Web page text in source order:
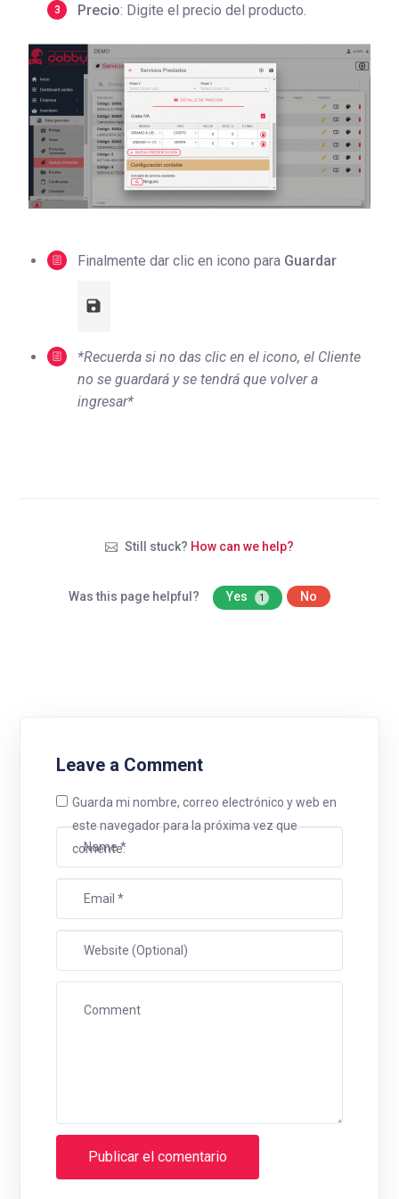
Precio: Digite el precio del producto.
Finalmente dar clic en icono para Guardar
*Recuerda si no das clic en el icono, el Cliente
no se guardará y se tendrá que volver a
ingresar*
Still stuck? How can we help?
Was this page helpful? Yes 1 No
Leave a Comment
Guarda mi nombre, correo electrónico y web en
este navegador para la próxima vez que
comente.